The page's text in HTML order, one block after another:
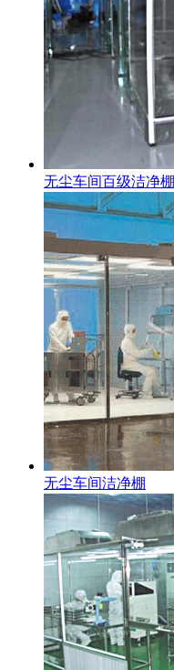
无尘车间百级洁净棚
无尘车间洁净棚